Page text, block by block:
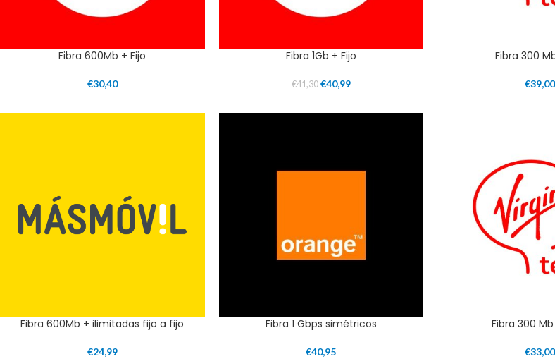
Fibra 600Mb + Fijo
€30,40
Fibra 1Gb + Fijo
€41,30 €40,99
Fibra 300
€39,00
Fibra 600Mb + ilimitadas fijo a fijo
€24,99
Fibra 1 Gbps simétricos
€40,95
Fibra 300
€33,00